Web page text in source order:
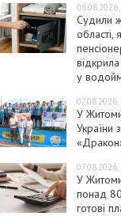
08.08.2026,
Судили
області,
у
07.08.2026,
У
України
07.08.2026,
У
понад
готові